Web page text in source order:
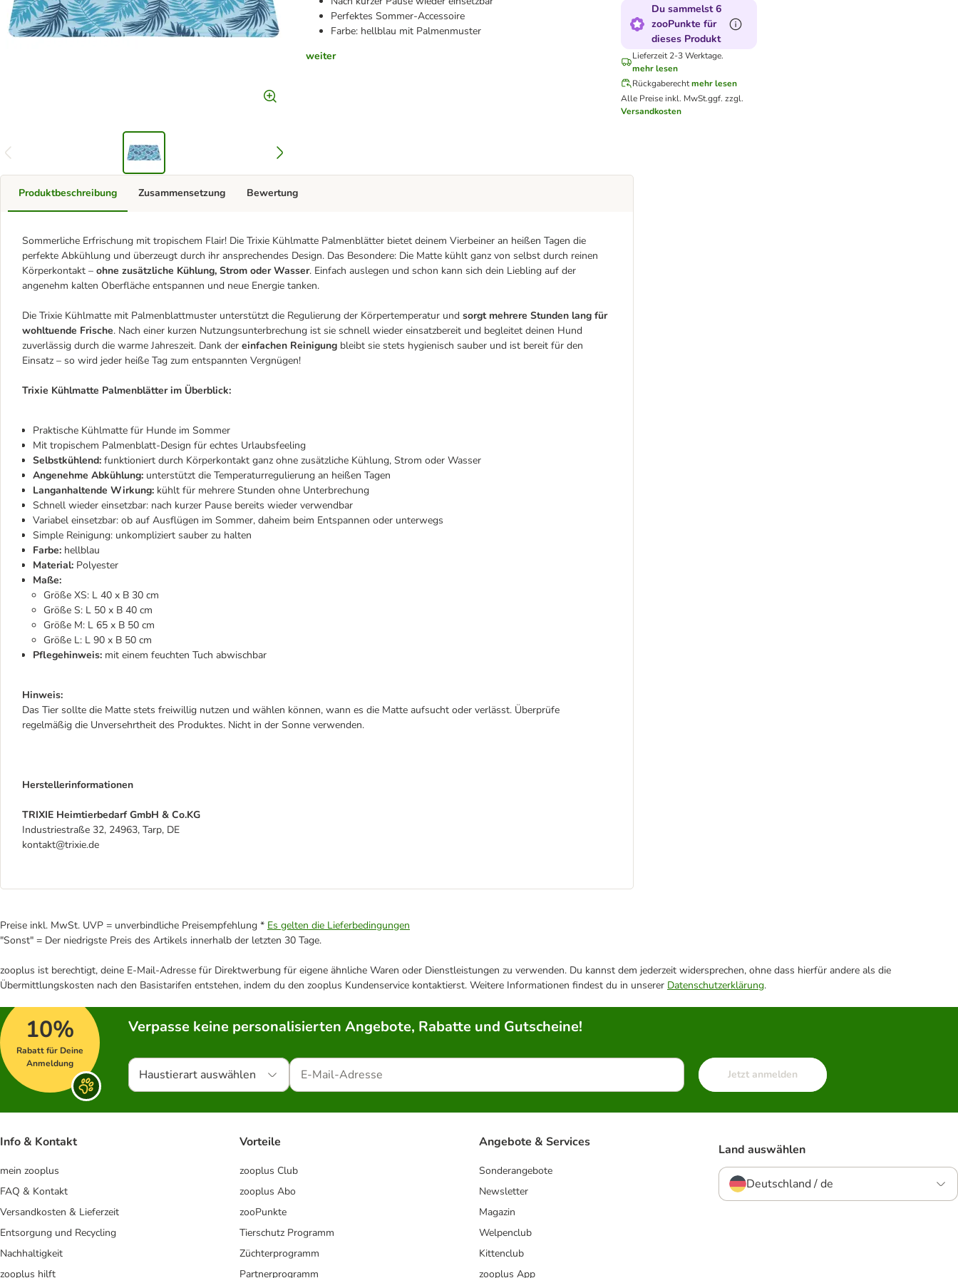
Perfektes Sommer-Accessoire
Farbe: hellblau mit Palmenmuster
weiter
Du sammelst 6
zooPunkte für
dieses Produkt
Lieferzeit 2-3 Werktage.
mehr lesen
Rückgaberecht mehr lesen
Alle Preise inkl. MwSt.ggf. zzgl.
Versandkosten
Produktbeschreibung
Sommerliche Erfrischung mit tropischem Flair! Die Trixie Kühlmatte Palmenblätter bietet deinem Vierbeiner an heißen Tagen die
perfekte Abkühlung und überzeugt durch ihr ansprechendes Design. Das Besondere: Die Matte kühlt ganz von selbst durch reinen
Körperkontakt – ohne zusätzliche Kühlung, Strom oder Wasser. Einfach auslegen und schon kann sich dein Liebling auf der
angenehm kalten Oberfläche entspannen und neue Energie tanken.
Die Trixie Kühlmatte mit Palmenblattmuster unterstützt die Regulierung der Körpertemperatur und sorgt mehrere Stunden lang für
wohltuende Frische. Nach einer kurzen Nutzungsunterbrechung ist sie schnell wieder einsatzbereit und begleitet deinen Hund
zuverlässig durch die warme Jahreszeit. Dank der einfachen Reinigung bleibt sie stets hygienisch sauber und ist bereit für den
Einsatz – so wird jeder heiße Tag zum entspannten Vergnügen!
Trixie Kühlmatte Palmenblätter im Überblick:
Praktische Kühlmatte für Hunde im Sommer
Mit tropischem Palmenblatt-Design für echtes Urlaubsfeeling
Selbstkühlend: funktioniert durch Körperkontakt ganz ohne zusätzliche Kühlung, Strom oder Wasser
Angenehme Abkühlung: unterstützt die Temperaturregulierung an heißen Tagen
Langanhaltende Wirkung: kühlt für mehrere Stunden ohne Unterbrechung
Schnell wieder einsetzbar: nach kurzer Pause bereits wieder verwendbar
Variabel einsetzbar: ob auf Ausflügen im Sommer, daheim beim Entspannen oder unterwegs
Simple Reinigung: unkompliziert sauber zu halten
Farbe: hellblau
Material: Polyester
Maße:
Größe XS: L 40 x B 30 cm
Größe S: L 50 x B 40 cm
Größe M: L 65 x B 50 cm
Größe L: L 90 x B 50 cm
Pflegehinweis: mit einem feuchten Tuch abwischbar
Hinweis:
Das Tier sollte die Matte stets freiwillig nutzen und wählen können, wann es die Matte aufsucht oder verlässt. Überprüfe
regelmäßig die Unversehrtheit des Produktes. Nicht in der Sonne verwenden.
Herstellerinformationen
TRIXIE Heimtierbedarf GmbH & Co.KG
Industriestraße 32, 24963, Tarp, DE
kontakt@trixie.de
Zusammensetzung Bewertung
Preise inkl. MwSt. UVP = unverbindliche Preisempfehlung * Es gelten die Lieferbedingungen
"Sonst" = Der niedrigste Preis des Artikels innerhalb der letzten 30 Tage.
zooplus ist berechtigt, deine E-Mail-Adresse für Direktwerbung für eigene ähnliche Waren oder Dienstleistungen zu verwenden. Du kannst dem jederzeit widersprechen, ohne dass hierfür andere als die
Übermittlungskosten nach den Basistarifen entstehen, indem du den zooplus Kundenservice kontaktierst. Weitere Informationen findest du in unserer Datenschutzerklärung.
10%
Rabatt für Deine
Anmeldung
Verpasse keine personalisierten Angebote, Rabatte und Gutscheine!
Haustierart auswählen Jetzt anmelden
Info & Kontakt
mein zooplus
FAQ & Kontakt
Versandkosten & Lieferzeit
Entsorgung und Recycling
Nachhaltigkeit
zooplus hilft
Vorteile
zooplus Club
zooplus Abo
zooPunkte
Tierschutz Programm
Züchterprogramm
Partnerprogramm
Angebote & Services
Sonderangebote
Newsletter
Magazin
Welpenclub
Kittenclub
zooplus App
Land auswählen
Deutschland / de